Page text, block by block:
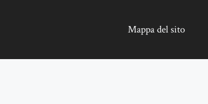
Mappa del sito